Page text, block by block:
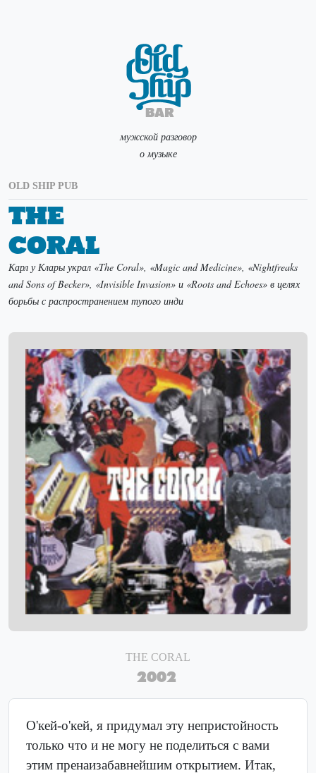
мужской разговор
о музыке
OLD SHIP PUB
The
Coral
Карл у Клары украл «The Coral», «Magic and Medicine», «Nightfreaks
and Sons of Becker», «Invisible Invasion» и «Roots and Echoes» в целях
борьбы с распространением тупого инди
THE CORAL
2002
О'кей-о'кей, я придумал эту непристойность
только что и не могу не поделиться с вами
этим пренаизабавнейшим открытием. Итак,